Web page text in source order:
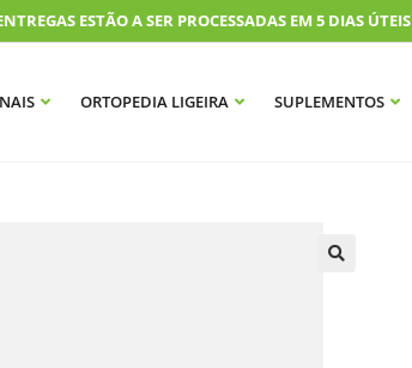
ESTÃO A SER PROCESSADAS EM 5 DIAS ÚTEIS
ORTOPEDIA LIGEIRA SUPLEMENTOS